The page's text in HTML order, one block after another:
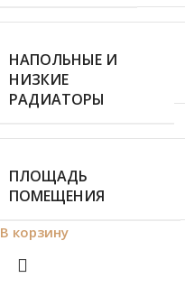
НАПОЛЬНЫЕ И
НИЗКИЕ
РАДИАТОРЫ
ПЛОЩАДЬ
ПОМЕЩЕНИЯ
В корзину